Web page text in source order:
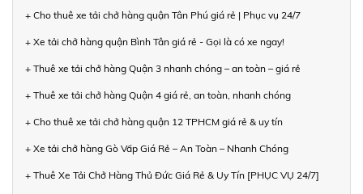
+ Cho thuê xe tải chở hàng quận Tân Phú giá rẻ | Phục vụ 24/7
+ Xe tải chở hàng quận Bình Tân giá rẻ - Gọi là có xe ngay!
+ Thuê xe tải chở hàng Quận 3 nhanh chóng – an toàn – giá rẻ
+ Thuê xe tải chở hàng Quận 4 giá rẻ, an toàn, nhanh chóng
+ Cho thuê xe tải chở hàng quận 12 TPHCM giá rẻ & uy tín
+ Xe tải chở hàng Gò Vấp Giá Rẻ – An Toàn – Nhanh Chóng
+ Thuê Xe Tải Chở Hàng Thủ Đức Giá Rẻ & Uy Tín [PHỤC VỤ 24/7]